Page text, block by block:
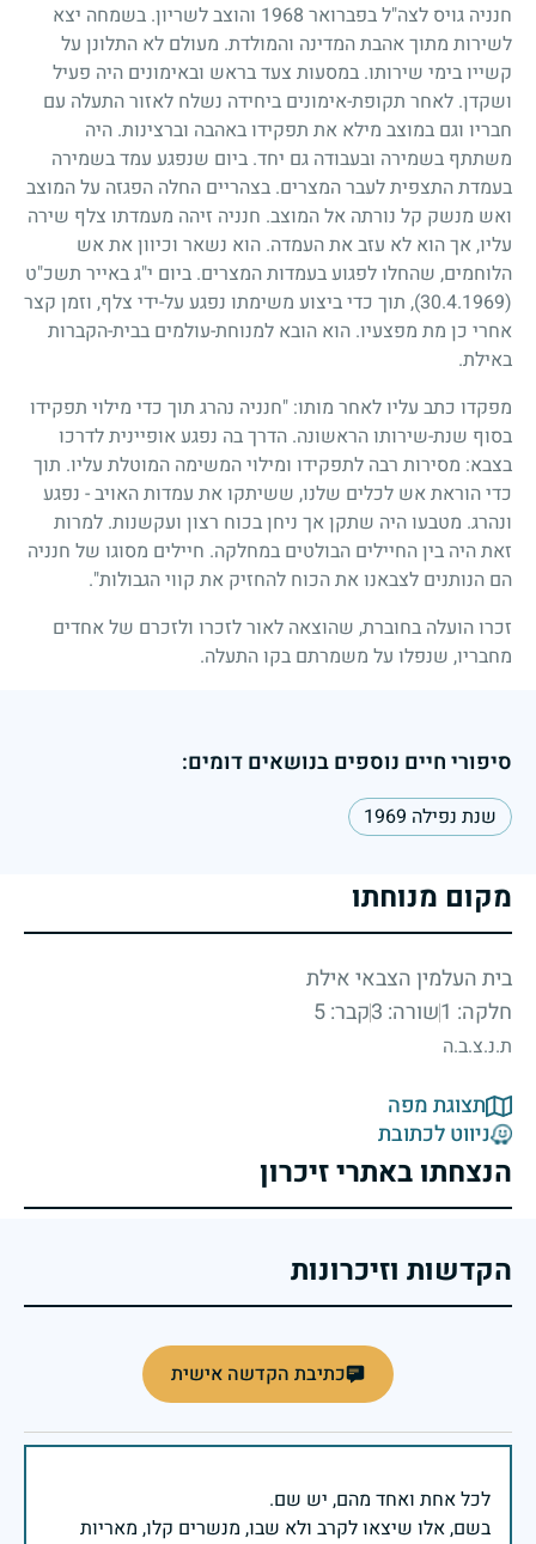
חנניה גויס לצה"ל בפברואר 1968 והוצב לשריון. בשמחה יצא
לשירות מתוך אהבת המדינה והמולדת. מעולם לא התלונן על
קשייו בימי שירותו. במסעות צעד בראש ובאימונים היה פעיל
ושקדן. לאחר תקופת-אימונים ביחידה נשלח לאזור התעלה עם
חבריו וגם במוצב מילא את תפקידו באהבה וברצינות. היה
משתתף בשמירה ובעבודה גם יחד. ביום שנפגע עמד בשמירה
בעמדת התצפית לעבר המצרים. בצהריים החלה הפגזה על המוצב
ואש מנשק קל נורתה אל המוצב. חנניה זיהה מעמדתו צלף שירה
עליו, אך הוא לא עזב את העמדה. הוא נשאר וכיוון את אש
הלוחמים, שהחלו לפגוע בעמדות המצרים. ביום י"ג באייר תשכ"ט
(30.4.1969)
, תוך כדי ביצוע משימתו נפגע על-ידי צלף, וזמן קצר
אחרי כן מת מפצעיו. הוא הובא למנוחת-עולמים בבית-הקברות
באילת.
מפקדו כתב עליו לאחר מותו: "חנניה נהרג תוך כדי מילוי תפקידו
בסוף שנת-שירותו הראשונה. הדרך בה נפגע אופיינית לדרכו
בצבא: מסירות רבה לתפקידו ומילוי המשימה המוטלת עליו. תוך
כדי הוראת אש לכלים שלנו, ששיתקו את עמדות האויב - נפגע
ונהרג. מטבעו היה שתקן אך ניחן בכוח רצון ועקשנות. למרות
זאת היה בין החיילים הבולטים במחלקה. חיילים מסוגו של חנניה
הם הנותנים לצבאנו את הכוח להחזיק את קווי הגבולות".
זכרו הועלה בחוברת, שהוצאה לאור לזכרו ולזכרם של אחדים
מחבריו, שנפלו על משמרתם בקו התעלה.
סיפורי חיים נוספים בנושאים דומים:
שנת נפילה 1969
מקום מנוחתו
בית העלמין הצבאי אילת
חלקה: 1
שורה: 3 קבר: 5
ת.נ.צ.ב.ה
תצוגת מפה
ניווט לכתובת
הנצחתו באתרי זיכרון
הקדשות וזיכרונות
כתיבת הקדשה אישית
בשם, אלו שיצאו לקרב ולא שבו, מנשרים קלו, מאריות